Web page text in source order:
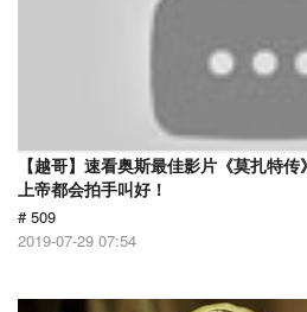
【越哥】速看奥斯最佳影片《莫扎特
上帝都会拍手叫好！
# 509
2019-07-29 07:54